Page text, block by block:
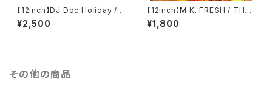
【12inch】DJ Doc Holiday / P
MX / (This Is My) Com.-Fu
sion / Act.1 / Kick It!! / Act.2
¥2,500
【12inch】M.K. FRESH / THE
CIRCUS
¥1,800
その他の商品